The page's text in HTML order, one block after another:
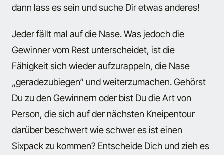
dann lass es sein und suche Dir etwas anderes!
Jeder fällt mal auf die Nase. Was jedoch die
Gewinner vom Rest unterscheidet, ist die
Fähigkeit sich wieder aufzurappeln, die Nase
„geradezubiegen“ und weiterzumachen. Gehörst
Du zu den Gewinnern oder bist Du die Art von
Person, die sich auf der nächsten Kneipentour
darüber beschwert wie schwer es ist einen
Sixpack zu kommen? Entscheide Dich und zieh es